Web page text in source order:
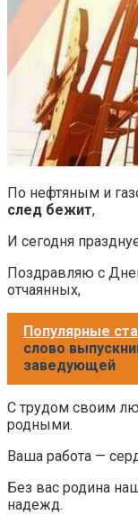
По нефтяным и
след бежит,
И сегодня
Поздравляю с
отчаянных,
Популярные
слово
заведующей
С трудом своим
родными.
Ваша работа —
Без вас родина
надежд.